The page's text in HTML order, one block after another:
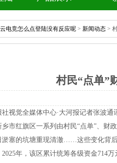
云电竞怎么点登陆没有反应呢 > 新闻动态 >
村民“点单”
社视觉全媒体中心·大河报记者张波通
乡市红旗区一系列由村民“点单”、
淤塞的坑塘重现清澈……这些变化背
年，该区累计统筹各级资金714